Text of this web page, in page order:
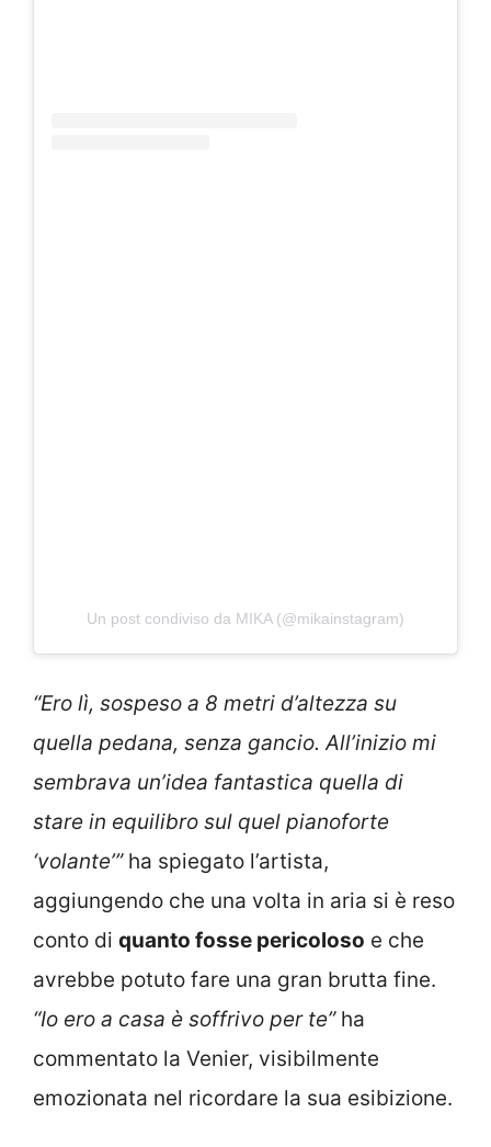
Un post condiviso da MIKA (@mikainstagram)
“Ero lì, sospeso a 8 metri d’altezza su
quella pedana, senza gancio. All’inizio mi
sembrava un’idea fantastica quella di
stare in equilibro sul quel pianoforte
‘volante’” ha spiegato l’artista,
aggiungendo che una volta in aria si è reso
conto di quanto fosse pericoloso e che
avrebbe potuto fare una gran brutta fine.
“Io ero a casa è soffrivo per te” ha
commentato la Venier, visibilmente
emozionata nel ricordare la sua esibizione.